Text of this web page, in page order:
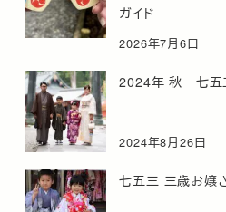
ガイド
2026年7月6日
2024年 秋 七五
2024年8月26日
七五三 三歳お嬢